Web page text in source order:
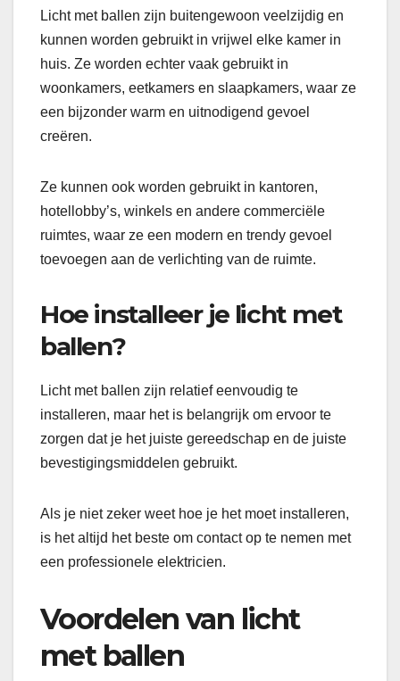
Licht met ballen zijn buitengewoon veelzijdig en
kunnen worden gebruikt in vrijwel elke kamer in
huis. Ze worden echter vaak gebruikt in
woonkamers, eetkamers en slaapkamers, waar ze
een bijzonder warm en uitnodigend gevoel
creëren.
Ze kunnen ook worden gebruikt in kantoren,
hotellobby’s, winkels en andere commerciële
ruimtes, waar ze een modern en trendy gevoel
toevoegen aan de verlichting van de ruimte.
Hoe installeer je licht met
ballen?
Licht met ballen zijn relatief eenvoudig te
installeren, maar het is belangrijk om ervoor te
zorgen dat je het juiste gereedschap en de juiste
bevestigingsmiddelen gebruikt.
Als je niet zeker weet hoe je het moet installeren,
is het altijd het beste om contact op te nemen met
een professionele elektricien.
Voordelen van licht
met ballen